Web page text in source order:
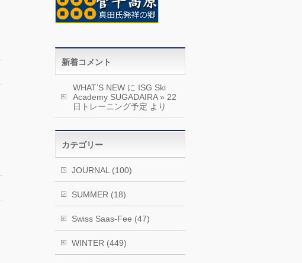
新着コメント
WHAT’S NEW に ISG Ski
Academy SUGADAIRA » 22
日トレーニング予定 より
カテゴリー
JOURNAL (100)
SUMMER (18)
Swiss Saas-Fee (47)
WINTER (449)